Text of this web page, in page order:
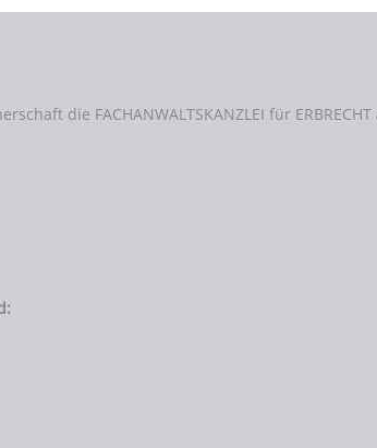
die FACHANWALTSKANZLEI für